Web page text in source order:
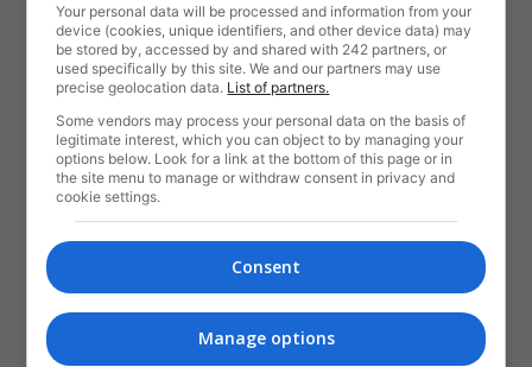
Your personal data will be processed and information from your
device (cookies, unique identifiers, and other device data) may
be stored by, accessed by and shared with 242 partners, or
used specifically by this site. We and our partners may use
precise geolocation data. List of partners.
Some vendors may process your personal data on the basis of
legitimate interest, which you can object to by managing your
options below. Look for a link at the bottom of this page or in
the site menu to manage or withdraw consent in privacy and
cookie settings.
Consent
Manage options